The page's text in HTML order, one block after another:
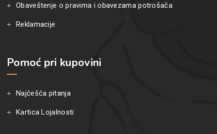
Obaveštenje o pravima i obavezama potrošača
Reklamacije
Pomoć pri kupovini
Najčešća pitanja
Kartica Lojalnosti